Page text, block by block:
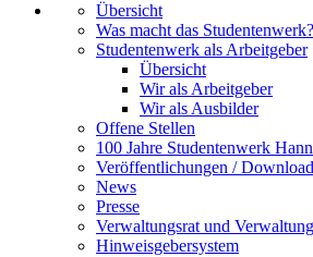
Übersicht
Was macht das Studentenwerk?
Studentenwerk als Arbeitgeber
Übersicht
Wir als Arbeitgeber
Wir als Ausbilder
Offene Stellen
100 Jahre Studentenwerk
Veröffentlichungen /
News
Presse
Verwaltungsrat und
Hinweisgebersystem